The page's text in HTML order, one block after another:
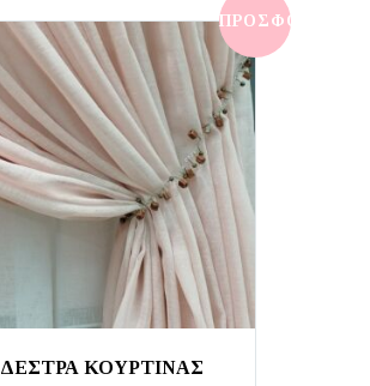
€39,50. ΠΡΟΣΦΟΡΆ!
ΔΕΣΤΡΑ ΚΟΥΡΤΙΝΑΣ